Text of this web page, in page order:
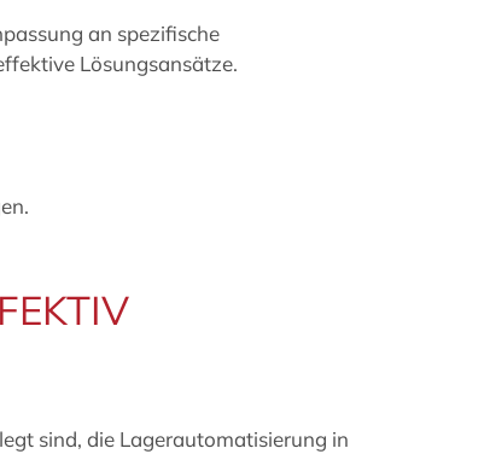
an spezifische
Lösungsansätze.
sind, die Lagerautomatisierung in